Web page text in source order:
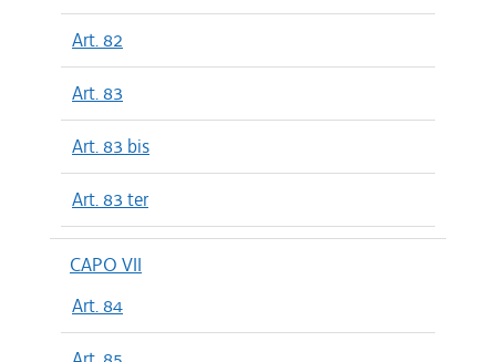
Art. 82
Art. 83
Art. 83 bis
Art. 83 ter
CAPO VII
Art. 84